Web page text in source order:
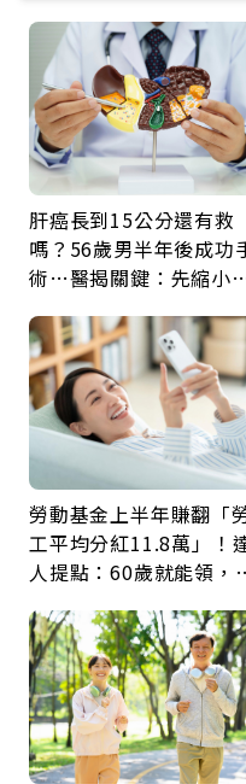
肝癌長到15公分還有救
嗎？56歲男半年後成功
術…醫揭關鍵：先縮小
勞動基金上半年賺翻「
工平均分紅11.8萬」！
人提點：60歲就能領，